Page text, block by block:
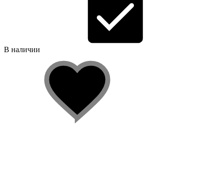
В наличии